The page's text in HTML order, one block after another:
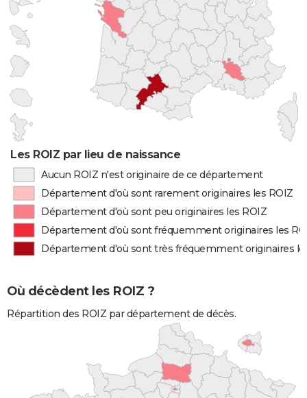
Les ROIZ par lieu de naissance
Aucun ROIZ n'est originaire de ce département
Département d'où sont rarement originaires les ROIZ
Département d'où sont peu originaires les ROIZ
Département d'où sont fréquemment originaires les
Département d'où sont très fréquemment originaires
Où décèdent les ROIZ ?
Répartition des ROIZ par département de décès.